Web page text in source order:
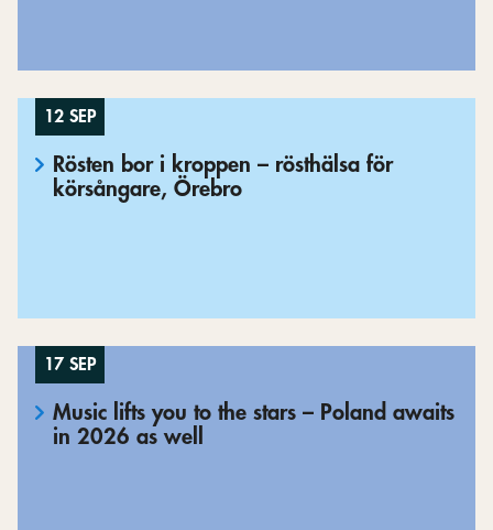
12 SEP
Rösten bor i kroppen – rösthälsa för
körsångare, Örebro
17 SEP
Music lifts you to the stars – Poland awaits
in 2026 as well